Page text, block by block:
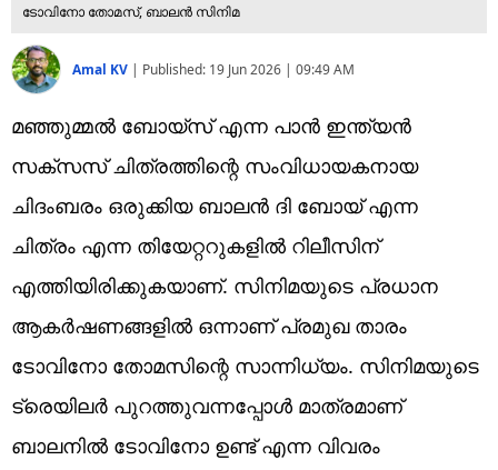
ടോവിനോ തോമസ്, ബാലന്‍ സിനിമ
Amal KV | Published: 19 Jun 2026 | 09:49 AM
മഞ്ഞുമ്മല്‍ ബോയ്‌സ് എന്ന പാന്‍ ഇന്ത്യന്‍
സക്‌സസ് ചിത്രത്തിന്റെ സംവിധായകനായ
ചിദംബരം ഒരുക്കിയ ബാലന്‍ ദി ബോയ് എന്ന
ചിത്രം എന്ന തിയേറ്ററുകളില്‍ റിലീസിന്
എത്തിയിരിക്കുകയാണ്. സിനിമയുടെ പ്രധാന
ആകര്‍ഷണങ്ങളില്‍ ഒന്നാണ് പ്രമുഖ താരം
ടോവിനോ തോമസിന്റെ സാന്നിധ്യം. സിനിമയുടെ
ട്രെയിലര്‍ പുറത്തുവന്നപ്പോള്‍ മാത്രമാണ്
ബാലനില്‍ ടോവിനോ ഉണ്ട് എന്ന വിവരം